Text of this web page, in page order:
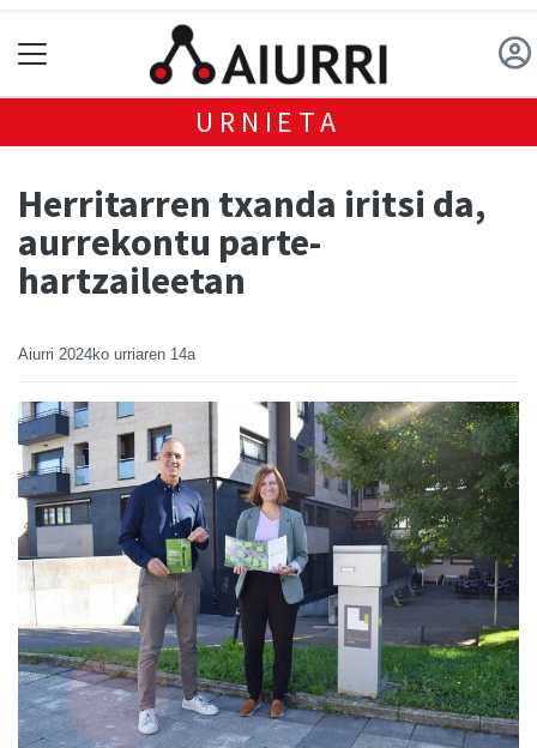
URNIETA
Herritarren txanda iritsi da,
aurrekontu parte-
hartzaileetan
Aiurri 2024ko urriaren 14a